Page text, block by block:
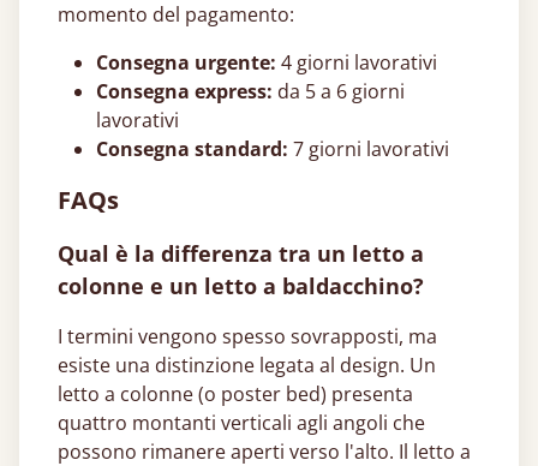
momento del pagamento:
Consegna urgente: 4 giorni lavorativi
Consegna express: da 5 a 6 giorni
lavorativi
Consegna standard: 7 giorni lavorativi
FAQs
Qual è la differenza tra un letto a
colonne e un letto a baldacchino?
I termini vengono spesso sovrapposti, ma
esiste una distinzione legata al design. Un
letto a colonne (o poster bed) presenta
quattro montanti verticali agli angoli che
possono rimanere aperti verso l'alto. Il letto a